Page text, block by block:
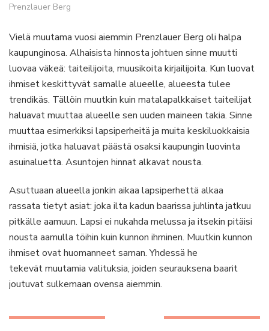
Prenzlauer Berg
Vielä muutama vuosi aiemmin Prenzlauer Berg oli halpa
kaupunginosa. Alhaisista hinnosta johtuen sinne muutti
luovaa väkeä: taiteilijoita, muusikoita kirjailijoita. Kun luovat
ihmiset keskittyvät samalle alueelle, alueesta tulee
trendikäs. Tällöin muutkin kuin matalapalkkaiset taiteilijat
haluavat muuttaa alueelle sen uuden maineen takia. Sinne
muuttaa esimerkiksi lapsiperheitä ja muita keskiluokkaisia
ihmisiä, jotka haluavat päästä osaksi kaupungin luovinta
asuinaluetta. Asuntojen hinnat alkavat nousta.
Asuttuaan alueella jonkin aikaa lapsiperhettä alkaa
rassata tietyt asiat: joka ilta kadun baarissa juhlinta jatkuu
pitkälle aamuun. Lapsi ei nukahda melussa ja itsekin pitäisi
nousta aamulla töihin kuin kunnon ihminen. Muutkin kunnon
ihmiset ovat huomanneet saman. Yhdessä he
tekevät muutamia valituksia, joiden seurauksena baarit
joutuvat sulkemaan ovensa aiemmin.